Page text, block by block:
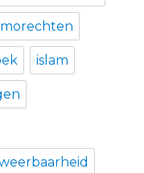
islam